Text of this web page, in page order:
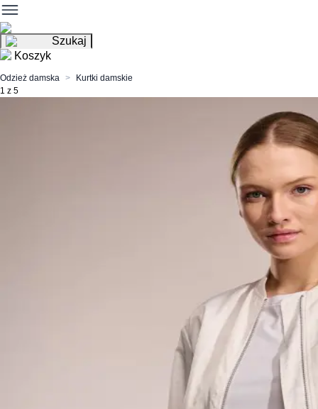
Szukaj
Koszyk
Odzież damska
Kurtki damskie
1 z 5